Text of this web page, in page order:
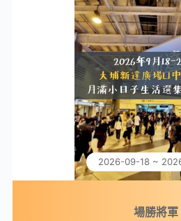
2026-09-18 ~
場勝將軍